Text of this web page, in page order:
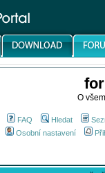
O
FAQ Hledat
Osobní nastavení